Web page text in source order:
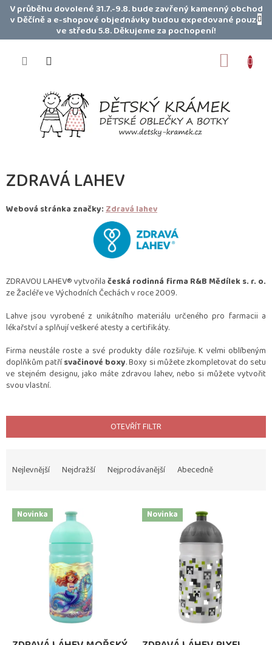
PřejítV průběhu dovolené 31.7.-9.8. bude zavřený kamenný obchod
v Děčíně a e-shopové objednávky budou expedované pouze
ve středu 5.8. Děkujeme za pochopení!
ZDRAVÁ LAHEV
Webová stránka značky:Zdravá lahev
ZDRAVOU LAHEV® vytvořilačeská rodinná firma R&B Mědílek s. r. o.
ze Žacléře ve Východních Čechách v roce 2009.
Lahve jsou vyrobené z unikátního materiálu určeného pro farmacii a
lékařství a splňují veškeré atesty a certifikáty.
Firma neustále roste a své produkty dále rozšiřuje. K velmi oblíbeným
doplňkům patřísvačinové boxy. Boxy si můžete zkompletovat do setu
ve stejném designu, jako máte zdravou lahev, nebo si můžete vytvořit
svou vlastní.
OTEVŘÍT FILTR
Nejlevnější Nejdražší Nejprodávanější Abecedně
V Novinka Novinka